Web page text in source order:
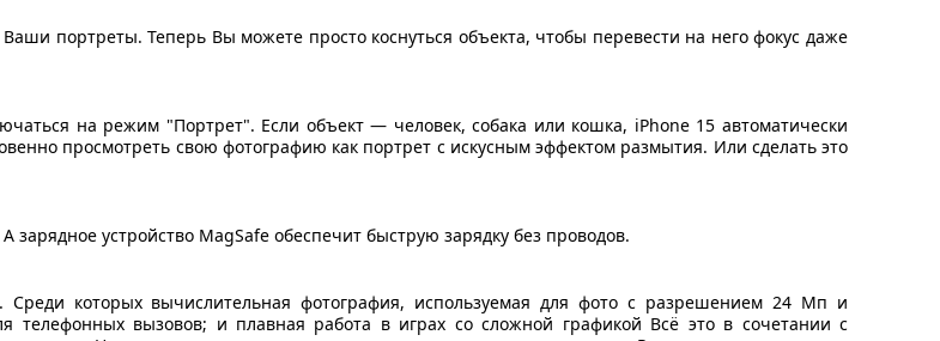
портреты. Теперь Вы можете просто коснуться объекта, чтобы перевести на него фокус даже
на режим "Портрет". Если объект — человек, собака или кошка, iPhone 15 автоматически
просмотреть свою фотографию как портрет с искусным эффектом размытия. Или сделать это
устройство MagSafe обеспечит быструю зарядку без проводов.
которых вычислительная фотография, используемая для фото с разрешением 24 Мп и
телефонных вызовов; и плавная работа в играх со сложной графикой Всё это в сочетании с